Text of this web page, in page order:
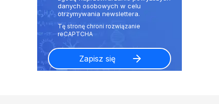
danych osobowych w celu
otrzymywania newslettera.